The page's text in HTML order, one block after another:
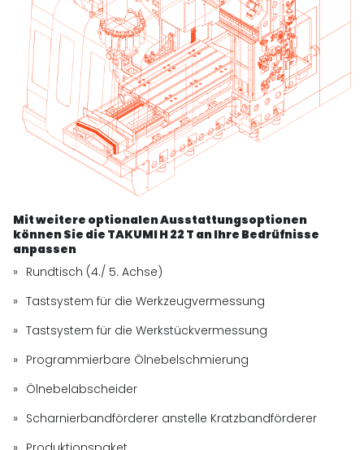
Mit weitere optionalen Ausstattungsoptionen
können Sie die TAKUMI H 22 T an Ihre Bedrüfnisse
anpassen
Rundtisch (4./ 5. Achse)
Tastsystem für die Werkzeugvermessung
Tastsystem für die Werkstückvermessung
Programmierbare Ölnebelschmierung
Ölnebelabscheider
Scharnierbandförderer anstelle Kratzbandförderer